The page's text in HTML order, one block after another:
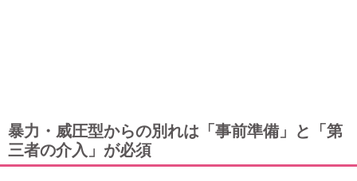
暴力・威圧型からの別れは「事前準備」と「第
三者の介入」が必須